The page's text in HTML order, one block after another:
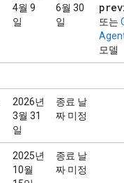
4월 9
일
6월 30
일
또는
모델
2026년
3월 31
일
종료 날
짜 미정
2025년
10월
종료 날
짜 미정